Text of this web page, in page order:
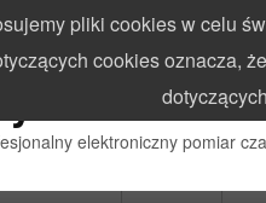
elektroniczny pomiar
pliki cookies w celu
cookies oznacza,